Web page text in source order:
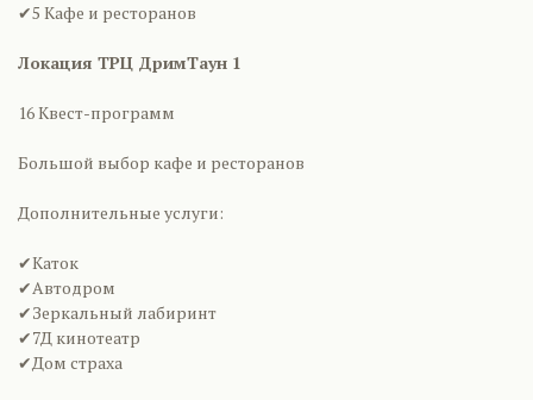
✔5 Кафе и ресторанов
Локация ТРЦ ДримТаун 1
16 Квест-программ
Большой выбор кафе и ресторанов
Дополнительные услуги:
✔Каток
✔Автодром
✔Зеркальный лабиринт
✔7Д кинотеатр
✔Дом страха